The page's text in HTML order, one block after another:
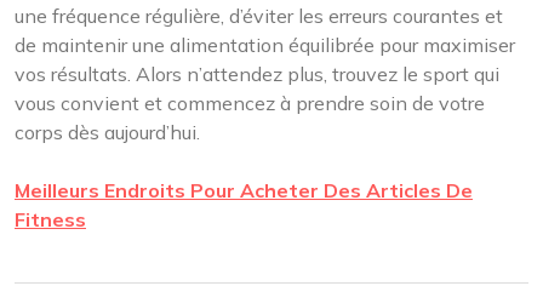
une fréquence régulière, d’éviter les erreurs courantes et
de maintenir une alimentation équilibrée pour maximiser
vos résultats. Alors n’attendez plus, trouvez le sport qui
vous convient et commencez à prendre soin de votre
corps dès aujourd’hui.
Meilleurs Endroits Pour Acheter Des Articles De
Fitness